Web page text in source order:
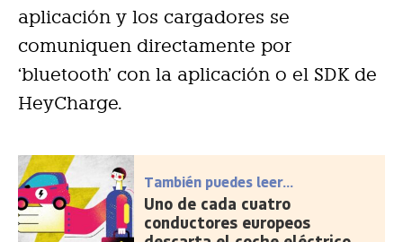
aplicación y los cargadores se
comuniquen directamente por
‘bluetooth’ con la aplicación o el SDK de
HeyCharge.
También puedes leer...
Uno de cada cuatro
conductores europeos